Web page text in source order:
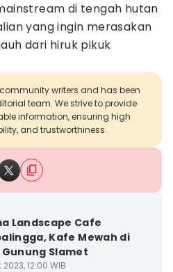
di tengah hutan
yang ingin merasakan
dari hiruk pikuk
writers and has been
team. We strive to provide
information, ensuring high
and trustworthiness.
Landscape Cafe
Kafe Mewah di
Gunung Slamet
2023, 12:00 WIB